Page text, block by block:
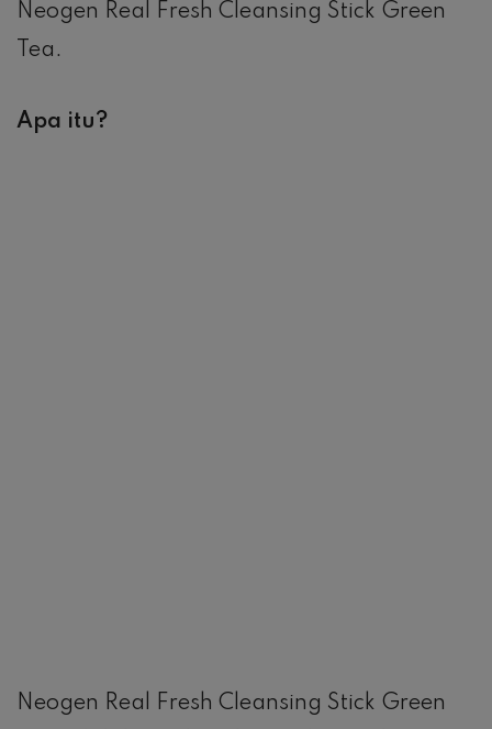
Neogen Real Fresh Cleansing Stick Green
Tea.
Apa itu?
Neogen Real Fresh Cleansing Stick Green